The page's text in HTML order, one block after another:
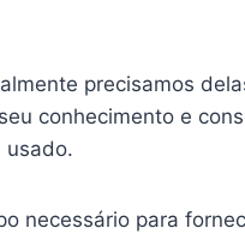
precisamos
conhecimento e
usado.
necessário para